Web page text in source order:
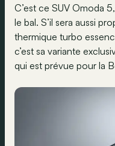
C’est ce SUV Omoda
le bal. S’il sera aussi
thermique turbo
c’est sa variante
qui est prévue pour la